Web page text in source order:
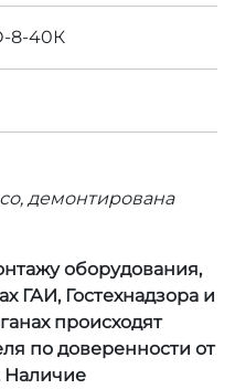
8-40К
демонтирована
оборудования,
ГАИ, Гостехнадзора и
происходят
по доверенности от
Наличие